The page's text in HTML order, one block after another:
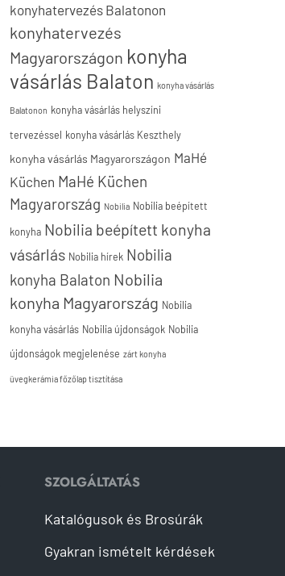
konyhatervezés Balatonon
konyhatervezés
Magyarországon konyha
vásárlás Balaton konyha vásárlás
Balatonon konyha vásárlás helyszíni
tervezéssel konyha vásárlás Keszthely
konyha vásárlás Magyarországon MaHé
Küchen MaHé Küchen
Magyarország Nobilia Nobilia beépített
konyha Nobilia beépített konyha
vásárlás Nobilia hírek Nobilia
konyha Balaton Nobilia
konyha Magyarország Nobilia
konyha vásárlás Nobilia újdonságok Nobilia
újdonságok megjelenése zárt konyha
üvegkerámia főzőlap tisztítása
SZOLGÁLTATÁS
Katalógusok és Brosúrák
Gyakran ismételt kérdések